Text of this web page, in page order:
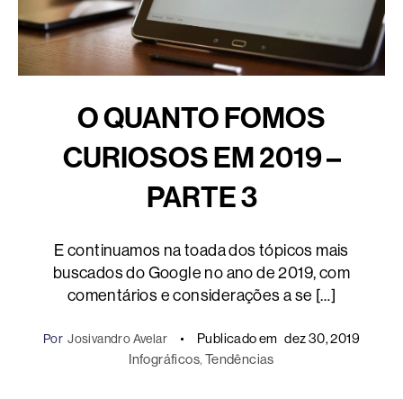
O QUANTO FOMOS
CURIOSOS EM 2019 –
PARTE 3
E continuamos na toada dos tópicos mais
buscados do Google no ano de 2019, com
comentários e considerações a se […]
Por Josivandro Avelar Publicado em dez 30, 2019
Infográficos, Tendências